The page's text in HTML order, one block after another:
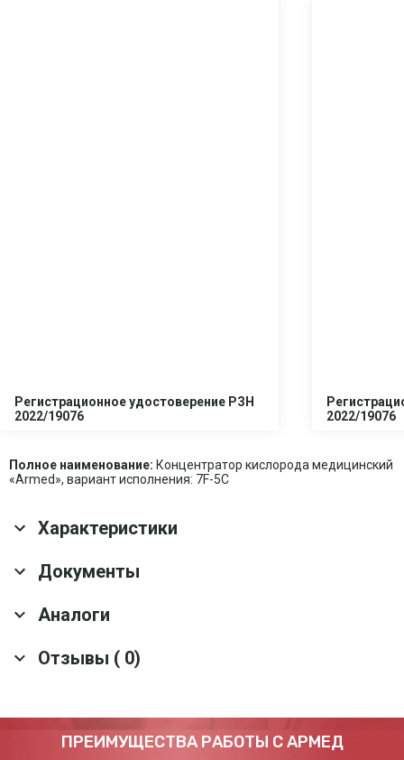
Регистрационное удостоверение РЗН
2022/19076
2022/19076
Полное наименование: Концентратор кислорода медицинский
«Armed», вариант исполнения: 7F-5C
Характеристики
Основные характеристики
Срок службы
Ручка для
1-99 мин
Документы
Скачать все документы
Аналоги
Концентратор кислорода Армед 8F-5AW
Артикул: 10122
52 900 ₽
Отзывы ( 0)
Оставить отзыв
ПРЕИМУЩЕСТВА РАБОТЫ С АРМЕД